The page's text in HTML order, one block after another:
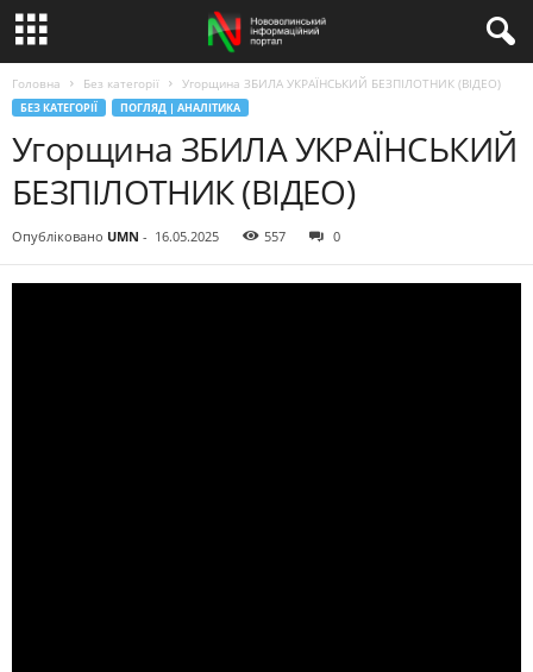
Головна Без категорії Угорщина ЗБИЛА УКРАЇНСЬКИЙ БЕЗПІЛОТНИК (ВІДЕО)
БЕЗ КАТЕГОРІЇ ПОГЛЯД | АНАЛІТИКА
Угорщина ЗБИЛА УКРАЇНСЬКИЙ
БЕЗПІЛОТНИК (ВІДЕО)
Опубліковано UMN - 16.05.2025 557 0